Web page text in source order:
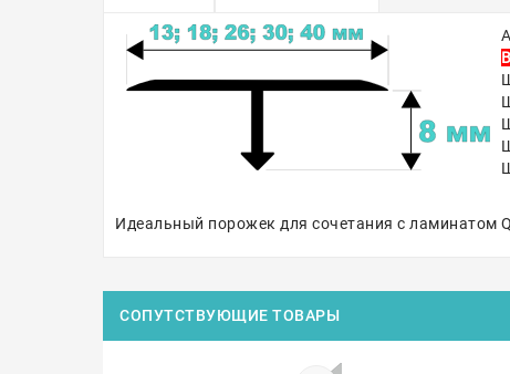
Идеальный порожек для сочетания с ламинатом
СОПУТСТВУЮЩИЕ ТОВАРЫ